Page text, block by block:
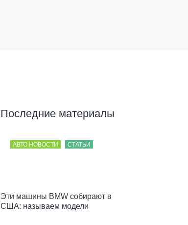
Последние материалы
АВТО НОВОСТИ СТАТЬИ
Эти машины BMW собирают в
США: называем модели